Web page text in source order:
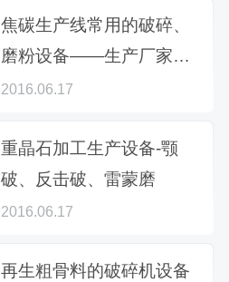
焦碳生产线常用的破碎、
磨粉设备——生产厂家为
您推荐
2016.06.17
重晶石加工生产设备-颚
破、反击破、雷蒙磨
2016.06.17
再生粗骨料的破碎机设备